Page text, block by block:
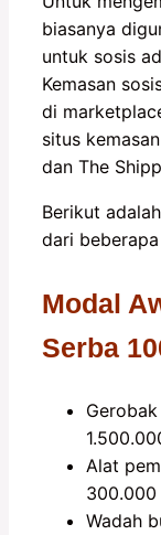
biasanya
untuk sosis
Kemasan
di
situs
dan The
Berikut
dari
Modal
Serba
Alat
300.000
Wadah